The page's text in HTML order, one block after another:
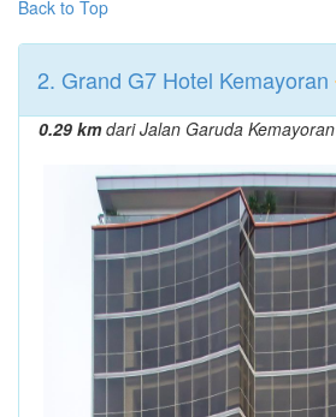
Back to Top
2. Grand G7 Hotel Kemayoran
0.29 kmdari Jalan Garuda Kemayoran